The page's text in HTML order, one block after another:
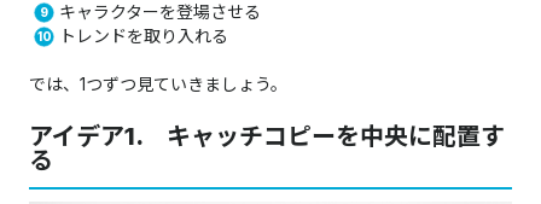
キャラクターを登場させる
トレンドを取り入れる
では、1つずつ見ていきましょう。
アイデア1. キャッチコピーを中央に配置す
る​​​​​​​​​​​​​​​​​​​​​